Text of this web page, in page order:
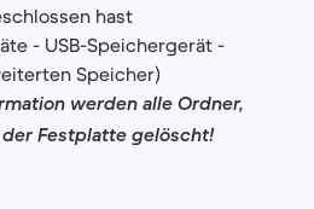
hast
- USB-Speichergerät -
Speicher)
werden alle Ordner,
Festplatte gelöscht!